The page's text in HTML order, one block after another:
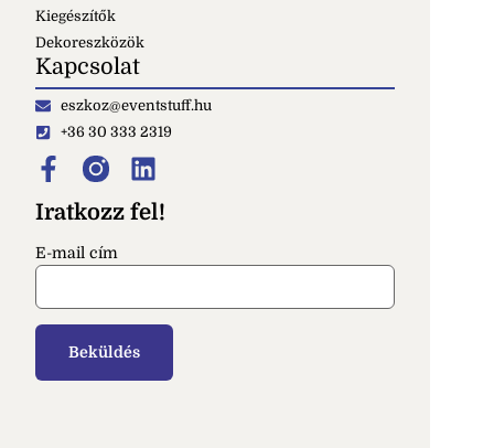
Kiegészítők
Dekoreszközök
Kapcsolat
eszkoz@eventstuff.hu
+36 30 333 2319
Iratkozz fel!
E-mail cím